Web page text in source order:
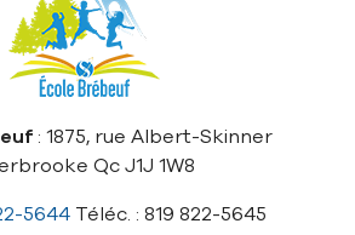
: 1875, rue Albert-Skinner
Qc J1J 1W8
5644 Téléc. : 819 822-5645